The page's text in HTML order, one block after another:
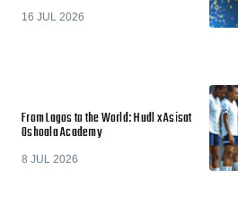
16 JUL 2026
From Lagos to the World: Hudl x Asisat
Oshoala Academy
8 JUL 2026